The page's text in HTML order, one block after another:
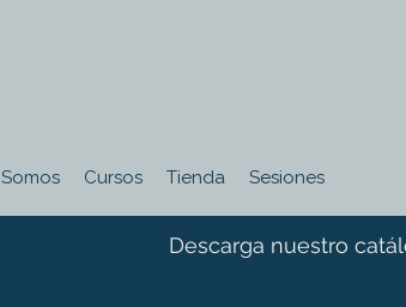
Somos Cursos Tienda Sesiones
Descarga nuestro